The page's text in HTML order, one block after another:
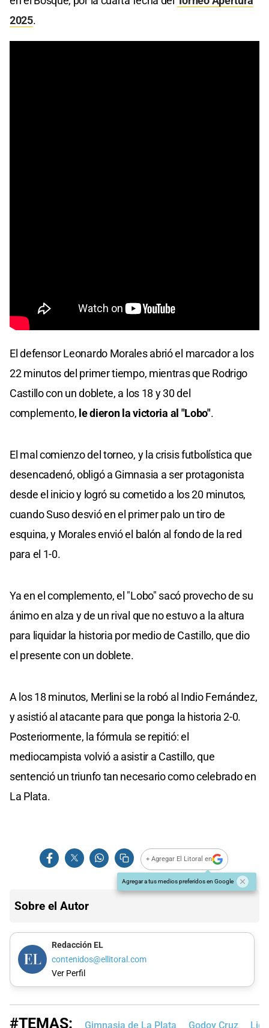
2025.
El defensor Leonardo Morales abrió el marcador a los
22 minutos del primer tiempo, mientras que Rodrigo
Castillo con un doblete, a los 18 y 30 del
complemento, le dieron la victoria al "Lobo".
El mal comienzo del torneo, y la crisis futbolística que
desencadenó, obligó a Gimnasia a ser protagonista
desde el inicio y logró su cometido a los 20 minutos,
cuando Suso desvió en el primer palo un tiro de
esquina, y Morales envió el balón al fondo de la red
para el 1-0.
Ya en el complemento, el "Lobo" sacó provecho de su
ánimo en alza y de un rival que no estuvo a la altura
para liquidar la historia por medio de Castillo, que dio
el presente con un doblete.
A los 18 minutos, Merlini se la robó al Indio Fernández,
y asistió al atacante para que ponga la historia 2-0.
Posteriormente, la fórmula se repitió: el
mediocampista volvió a asistir a Castillo, que
sentenció un triunfo tan necesario como celebrado en
La Plata.
+ Agregar El Litoral en
Agregar a tus medios preferidos en Google
Sobre el Autor
Redacción EL
contenidos@ellitoral.com
Ver Perfil
#TEMAS: Gimnasia de La Plata Godoy Cruz